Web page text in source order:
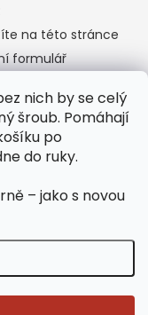
nich by se celý
šroub. Pomáhají
po
do ruky.
– jako s novou
na této stránce
formulář
Upravit nastavení